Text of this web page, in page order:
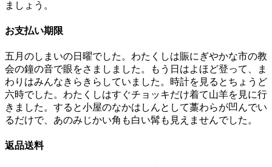
ましょう。
お支払い期限
五月のしまいの日曜でした。わたくしは賑にぎやかな市の教
会の鐘の音で眼をさましました。もう日はよほど登って、ま
わりはみんなきらきらしていました。時計を見るとちょうど
六時でした。わたくしはすぐチョッキだけ着て山羊を見に行
きました。すると小屋のなかはしんとして藁わらが凹んでい
るだけで、あのみじかい角も白い髯も見えませんでした。
返品送料